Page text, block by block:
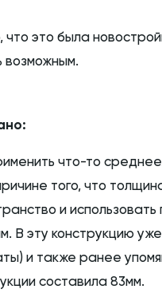
что это была
возможным.
что-то
того, что
и
В эту конструкцию
и также ранее
составила 83мм.